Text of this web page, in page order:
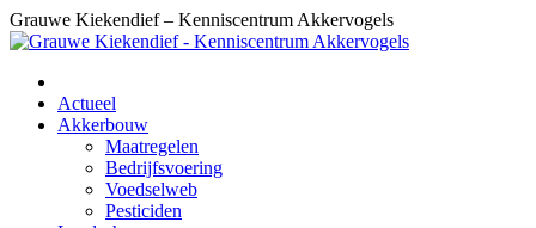
Skip
to
Grauwe Kiekendief – Kenniscentrum Akkervogels
Actueel
Akkerbouw
Maatregelen
Bedrijfsvoering
Voedselweb
Pesticiden